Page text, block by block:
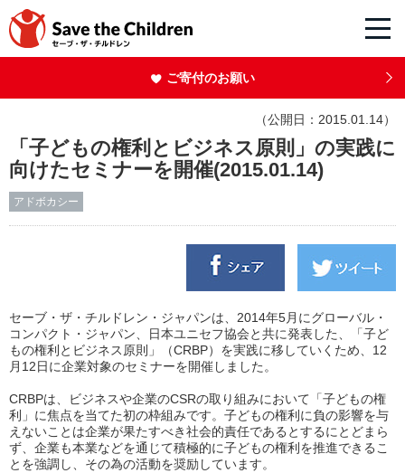
ご寄付のお願い
（公開日：2015.01.14）
「子どもの権利とビジネス原則」の実践に
向けたセミナーを開催(2015.01.14)
アドボカシー
セーブ・ザ・チルドレン・ジャパンは、2014年5月にグローバル・
コンパクト・ジャパン、日本ユニセフ協会と共に発表した、「子ど
もの権利とビジネス原則」（CRBP）を実践に移していくため、12
月12日に企業対象のセミナーを開催しました。
CRBPは、ビジネスや企業のCSRの取り組みにおいて「子どもの権
利」に焦点を当てた初の枠組みです。子どもの権利に負の影響を与
えないことは企業が果たすべき社会的責任であるとするにとどまら
ず、企業も本業などを通じて積極的に子どもの権利を推進できるこ
とを強調し、その為の活動を奨励しています。